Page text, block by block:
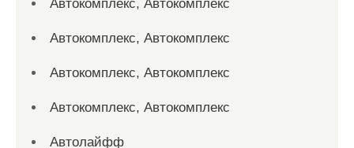
Автокомплекс, Автокомплекс
Автокомплекс, Автокомплекс
Автокомплекс, Автокомплекс
Автокомплекс, Автокомплекс
Автолайфф